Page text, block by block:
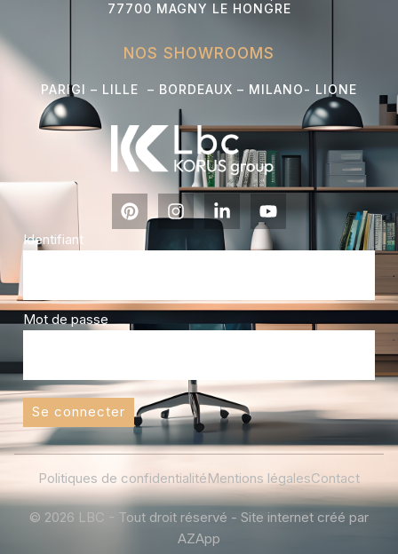
77700 MAGNY LE HONGRE
NOS SHOWROOMS
PARIGI – LILLE – BORDEAUX – MILANO- LIONE
Identifiant
Mot de passe
Se connecter
Politiques de confidentialitéMentions légalesContact
© 2026 LBC - Tout droit réservé - Site internet créé par
AZApp